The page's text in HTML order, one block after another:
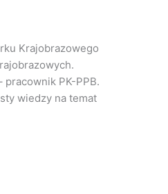
Krajobrazowego
pracownik PK-PPB.
wiedzy na temat